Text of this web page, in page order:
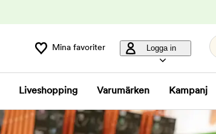
Mina favoriter Logga in
Liveshopping Varumärken Kampanj